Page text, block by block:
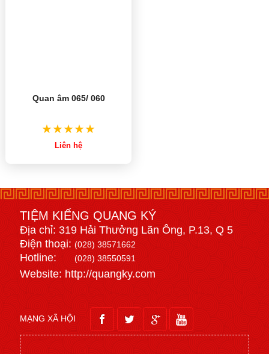
Quan âm 065/ 060
Liên hệ
TIỆM KIẾNG QUANG KÝ
Địa chỉ: 319 Hải Thưởng Lãn Ông, P.13, Q 5
Điện thoại:(028) 38571662
Hotline:(028) 38550591
Website: http://quangky.com
MẠNG XÃ HỘI